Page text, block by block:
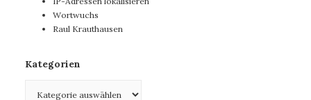
Wortwuchs
Raul Krauthausen
Kategorien